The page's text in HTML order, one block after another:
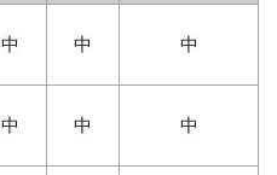
中 中 中
中 中 中